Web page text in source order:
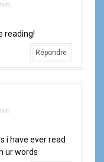
reading!
Répondre
i have ever read
ur words